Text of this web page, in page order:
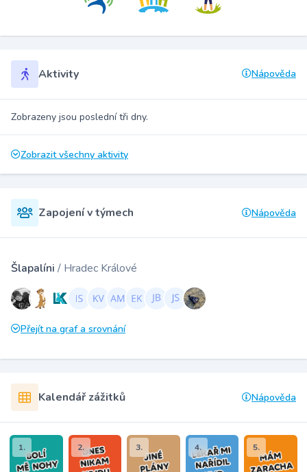
Aktivity Nápověda
Zobrazeny jsou poslední tři dny.
Zobrazit všechny aktivity
Zapojení v týmech Nápověda
Šlapalíni / Hradec Králové
Přejít na graf a srovnání
Kalendář zážitků Nápověda
1. 2. 3. 4. 5.